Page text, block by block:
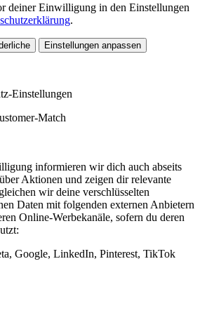
deiner Einwilligung in den Einstellungen
.
Einstellungen anpassen
Einstellungen
Match
informieren wir dich auch abseits
Aktionen und zeigen dir relevante
wir deine verschlüsselten
Daten mit folgenden externen Anbietern
Online-Werbekanäle, sofern du deren
Google, LinkedIn, Pinterest, TikTok